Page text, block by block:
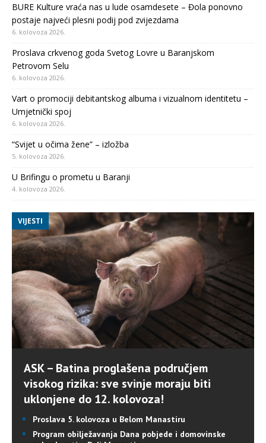
BURE Kulture vraća nas u lude osamdesete – Đola ponovno
postaje najveći plesni podij pod zvijezdama
6. kolovoza 2026.
Proslava crkvenog goda Svetog Lovre u Baranjskom
Petrovom Selu
6. kolovoza 2026.
Vart o promociji debitantskog albuma i vizualnom identitetu –
Umjetnički spoj
6. kolovoza 2026.
“Svijet u očima žene” – izložba
5. kolovoza 2026.
U Brifingu o prometu u Baranji
4. kolovoza 2026.
VIJESTI
ASK – Batina proglašena područjem
visokog rizika: sve svinje moraju biti
uklonjene do 12. kolovoza!
Proslava 5. kolovoza u Belom Manastiru
Program obilježavanja Dana pobjede i domovinske